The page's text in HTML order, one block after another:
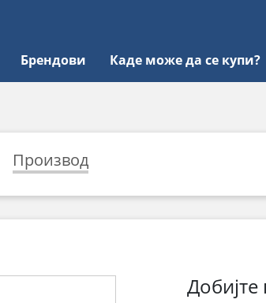
Брендови Каде може да се купи?
Производ